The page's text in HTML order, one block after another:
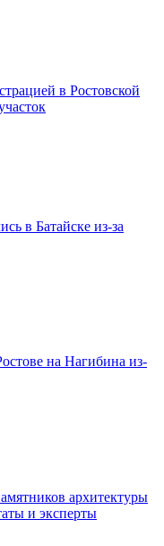
в Ростовской
в Батайске из-за
на Нагибина из-
архитектуры
и эксперты